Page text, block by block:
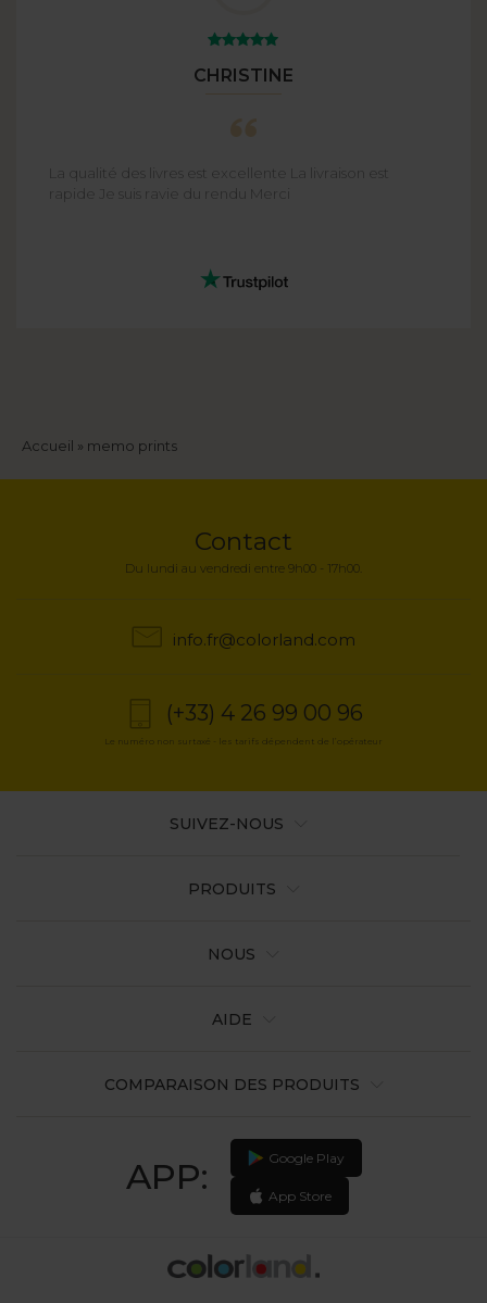
CHRISTINE
La qualité des livres est excellente La livraison est
rapide Je suis ravie du rendu Merci
Fil
Accueil memo prints
Contact
Du lundi au vendredi entre 9h00 - 17h00.
info.fr@colorland.com
(+33) 4 26 99 00 96
Le numéro non surtaxé - les tarifs dépendent de l’opérateur
PRODUITS
NOUS
AIDE
COMPARAISON DES PRODUITS
APP: Google Play
App Store
SUIVEZ-NOUS